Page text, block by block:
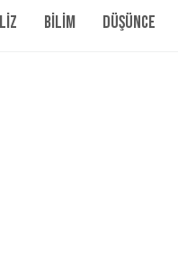
Bilim Düşünce